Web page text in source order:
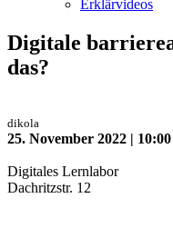
Erklärvideos
Digitale
das?
dikola
25. November 2022 |
Digitales Lernlabor
Dachritzstr. 12